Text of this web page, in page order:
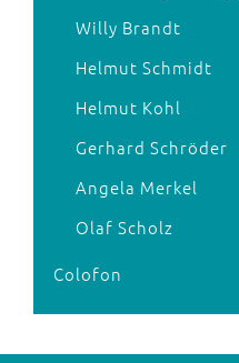
Willy Brandt
Helmut Schmidt
Helmut Kohl
Gerhard Schröder
Angela Merkel
Olaf Scholz
Colofon